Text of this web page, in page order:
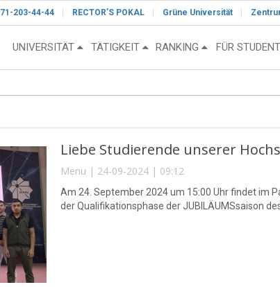
71-203-44-44 RECTOR’S POKAL Grüne Universität
UNIVERSITÄT TÄTIGKEIT RANKING FÜR
Liebe Studierende unserer
Menu | 24-09-2024 | 09:12
Am 24. September 2024 um 15:00 Uhr findet im
der Qualifikationsphase der JUBILÄUMSsaison